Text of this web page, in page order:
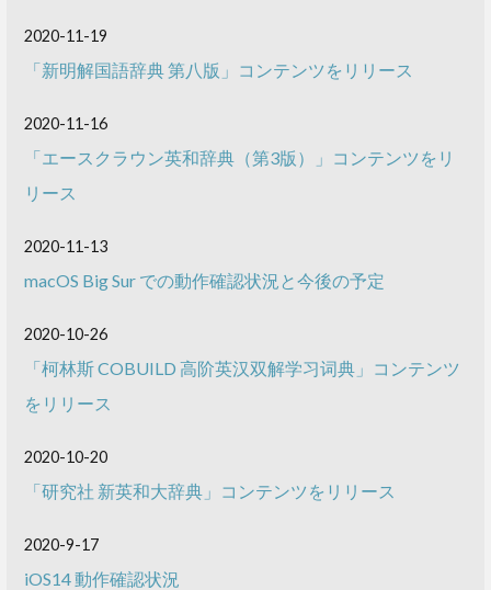
2020-11-19
「新明解国語辞典 第八版」コンテンツをリリース
2020-11-16
「エースクラウン英和辞典（第3版）」コンテンツをリ
リース
2020-11-13
macOS Big Sur での動作確認状況と今後の予定
2020-10-26
「柯林斯 COBUILD 高阶英汉双解学习词典」コンテンツ
をリリース
2020-10-20
「研究社 新英和大辞典」コンテンツをリリース
2020-9-17
iOS14 動作確認状況